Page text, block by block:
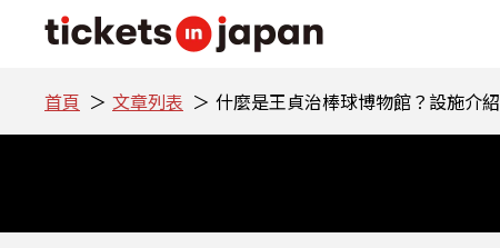
首頁 文章列表 什麼是王貞治棒球博物館？設施介紹